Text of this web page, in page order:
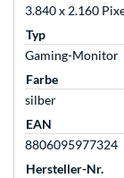
3.840 x 2.160
Typ
Gaming-Monitor
Farbe
silber
EAN
8806095977324
Hersteller-Nr.